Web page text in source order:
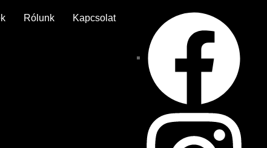
Rólunk Kapcsolat